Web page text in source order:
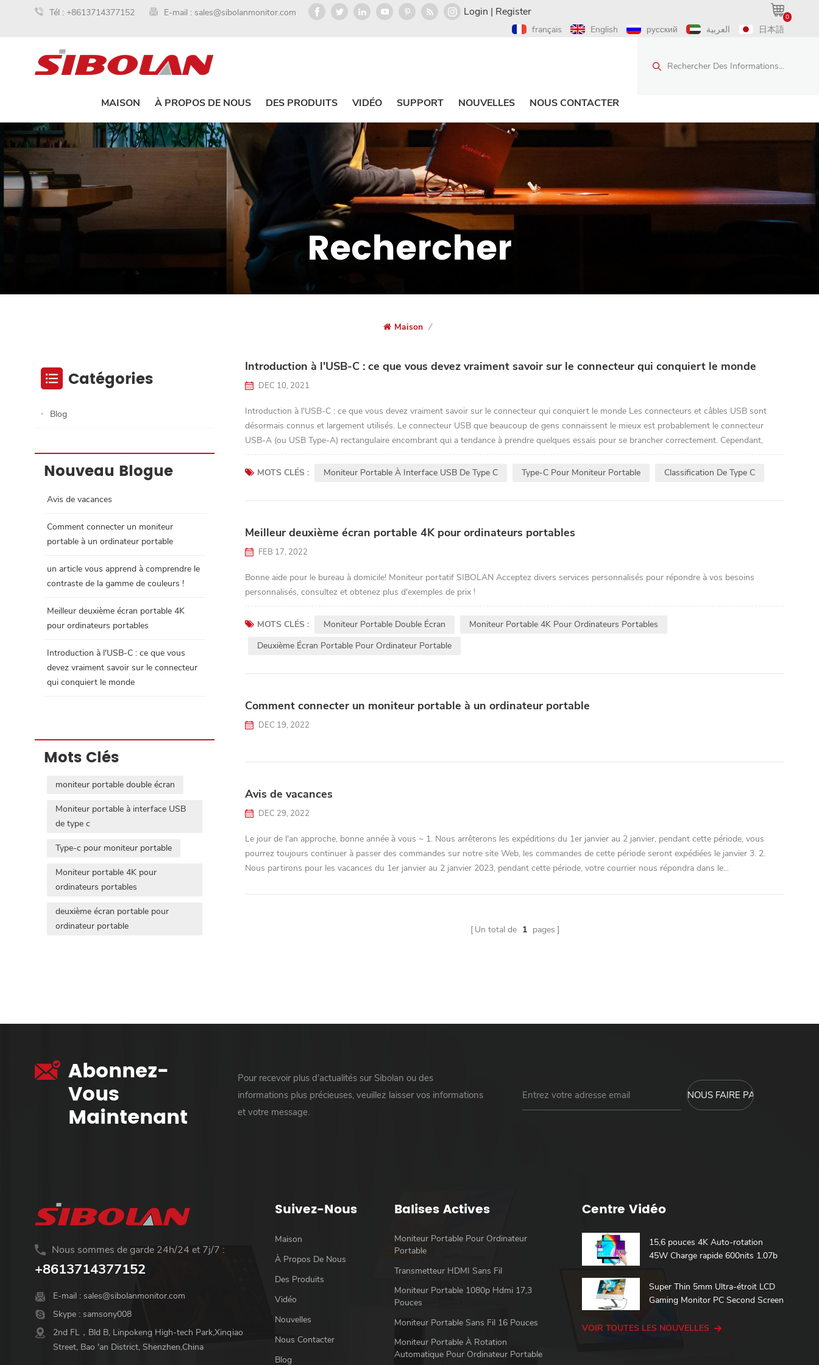
Tél : +8613714377152 E-mail : sales@sibolanmonitor.com 0
Login | Register
français English русский العربية 日本語
Rechercher Des Informations...
MAISON À PROPOS DE NOUS DES PRODUITS VIDÉO SUPPORT NOUVELLES NOUS CONTACTER
Rechercher
Maison /
Introduction à l'USB-C : ce que vous devez vraiment savoir sur le connecteur qui conquiert le monde
DEC 10, 2021
Introduction à l'USB-C : ce que vous devez vraiment savoir sur le connecteur qui conquiert le monde Les connecteurs et câbles USB sont
désormais connus et largement utilisés. Le connecteur USB que beaucoup de gens connaissent le mieux est probablement le connecteur
USB-A (ou USB Type-A) rectangulaire encombrant qui a tendance à prendre quelques essais pour se brancher correctement. Cependant,
depu...
MOTS CLÉS :
Moniteur Portable À Interface USB De Type C Type-C Pour Moniteur Portable Classification De Type C
Meilleur deuxième écran portable 4K pour ordinateurs portables
FEB 17, 2022
Bonne aide pour le bureau à domicile! Moniteur portatif SIBOLAN Acceptez divers services personnalisés pour répondre à vos besoins
personnalisés, consultez et obtenez plus d'exemples de prix !
MOTS CLÉS : Moniteur Portable Double Écran
Moniteur Portable 4K Pour Ordinateurs Portables
Deuxième Écran Portable Pour Ordinateur Portable
Comment connecter un moniteur portable à un ordinateur portable
DEC 19, 2022
Avis de vacances
DEC 29, 2022
Le jour de l'an approche, bonne année à vous ~ 1. Nous arrêterons les expéditions du 1er janvier au 2 janvier, pendant cette période, vous
pourrez toujours continuer à passer des commandes sur notre site Web, les commandes de cette période seront expédiées le janvier 3. 2.
Nous partirons pour les vacances du 1er janvier au 2 janvier 2023, pendant cette période, votre courrier nous répondra dans le...
Un total de 1 pages
Catégories
Blog
Nouveau Blogue
Avis de vacances
Comment connecter un moniteur
portable à un ordinateur portable
un article vous apprend à comprendre le
contraste de la gamme de couleurs !
Meilleur deuxième écran portable 4K
pour ordinateurs portables
Introduction à l'USB-C : ce que vous
devez vraiment savoir sur le connecteur
qui conquiert le monde
Mots Clés
moniteur portable double écran
Moniteur portable à interface USB
de type c
Type-c pour moniteur portable
Moniteur portable 4K pour
ordinateurs portables
deuxième écran portable pour
ordinateur portable
Abonnez-
Vous
Maintenant
Pour recevoir plus d'actualités sur Sibolan ou des
informations plus précieuses, veuillez laisser vos informations
et votre message.
Nous sommes de garde 24h/24 et 7j/7 :
+8613714377152
E-mail : sales@sibolanmonitor.com
Skype : samsony008
2nd FL，Bld B, Linpokeng High-tech Park,Xinqiao
Street, Bao 'an District, Shenzhen,China
Suivez-Nous
Maison
À Propos De Nous
Des Produits
Vidéo
Nouvelles
Nous Contacter
Blog
Balises Actives
Moniteur Portable Pour Ordinateur
Portable
Transmetteur HDMI Sans Fil
Moniteur Portable 1080p Hdmi 17,3
Pouces
Moniteur Portable Sans Fil 16 Pouces
Moniteur Portable À Rotation
Automatique Pour Ordinateur Portable
Centre Vidéo
15,6 pouces 4K Auto-rotation
45W Charge rapide 600nits 1.07b
Moniteur portable tactile
Super Thin 5mm Ultra-étroit LCD
Gaming Monitor PC Second Screen
VOIR TOUTES LES NOUVELLES